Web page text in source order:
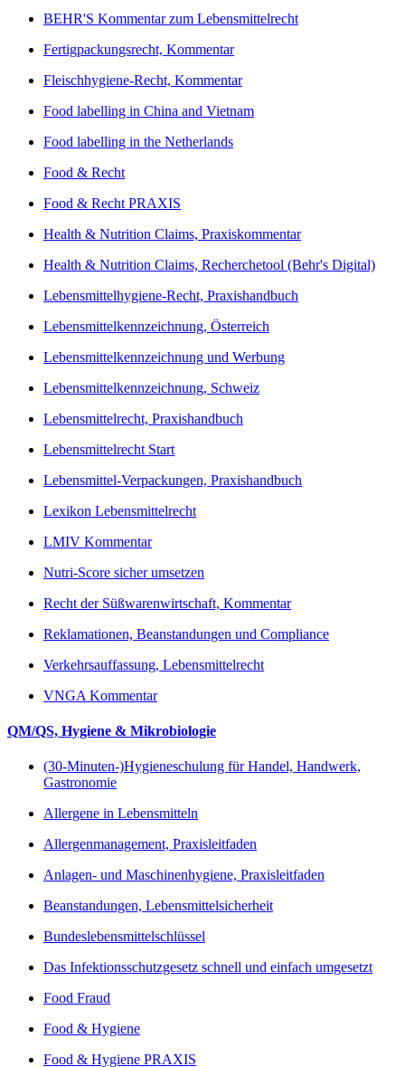
BEHR'S Kommentar zum Lebensmittelrecht
Fertigpackungsrecht, Kommentar
Fleischhygiene-Recht, Kommentar
Food labelling in China and Vietnam
Food labelling in the Netherlands
Food & Recht
Food & Recht PRAXIS
Health & Nutrition Claims, Praxiskommentar
Health & Nutrition Claims, Recherchetool (Behr's Digital)
Lebensmittelhygiene-Recht, Praxishandbuch
Lebensmittelkennzeichnung, Österreich
Lebensmittelkennzeichnung und Werbung
Lebensmittelkennzeichnung, Schweiz
Lebensmittelrecht, Praxishandbuch
Lebensmittelrecht Start
Lebensmittel-Verpackungen, Praxishandbuch
Lexikon Lebensmittelrecht
LMIV Kommentar
Nutri-Score sicher umsetzen
Recht der Süßwarenwirtschaft, Kommentar
Reklamationen, Beanstandungen und Compliance
Verkehrsauffassung, Lebensmittelrecht
VNGA Kommentar
QM/QS, Hygiene & Mikrobiologie
(30-Minuten-)Hygieneschulung für Handel, Handwerk,
Gastronomie
Allergene in Lebensmitteln
Allergenmanagement, Praxisleitfaden
Anlagen- und Maschinenhygiene, Praxisleitfaden
Beanstandungen, Lebensmittelsicherheit
Bundeslebensmittelschlüssel
Das Infektionsschutzgesetz schnell und einfach umgesetzt
Food Fraud
Food & Hygiene
Food & Hygiene PRAXIS